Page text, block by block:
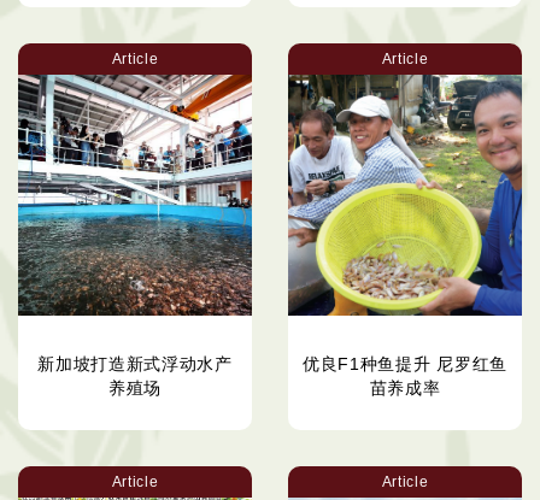
Article
新加坡打造新式浮动水产
养殖场
Article
优良F1种鱼提升 尼罗红鱼
苗养成率
Article Article